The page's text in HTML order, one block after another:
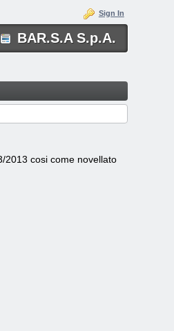
BAR.S.A S.p.A.
Sign In
2013 cosi come novellato